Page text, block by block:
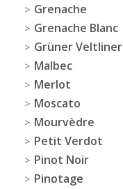
Grenache
Grenache Blanc
Grüner Veltliner
Malbec
Merlot
Moscato
Mourvèdre
Petit Verdot
Pinot Noir
Pinotage